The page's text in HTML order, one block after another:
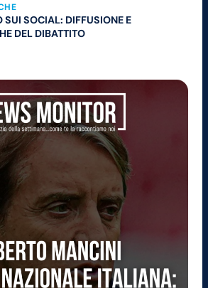
SOCIAL: DIFFUSIONE E
DEL DIBATTITO